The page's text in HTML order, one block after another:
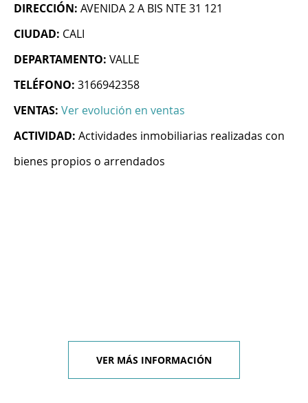
DIRECCIÓN: AVENIDA 2 A BIS NTE 31 121
CIUDAD: CALI
DEPARTAMENTO: VALLE
TELÉFONO: 3166942358
VENTAS: Ver evolución en ventas
ACTIVIDAD: Actividades inmobiliarias realizadas con
bienes propios o arrendados
VER MÁS INFORMACIÓN